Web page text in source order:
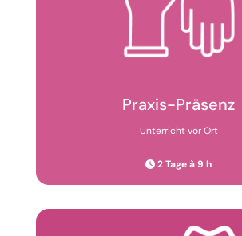
Praxis-Präsenz
Unterricht vor Ort
2 Tage à 9 h